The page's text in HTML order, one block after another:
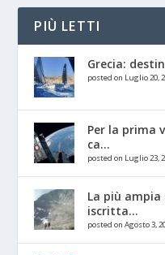
PIÙ LETTI
Grecia:
posted on Luglio 20,
Per la prima
ca...
posted on Luglio 23,
La più
iscritta...
posted on Agosto 3,